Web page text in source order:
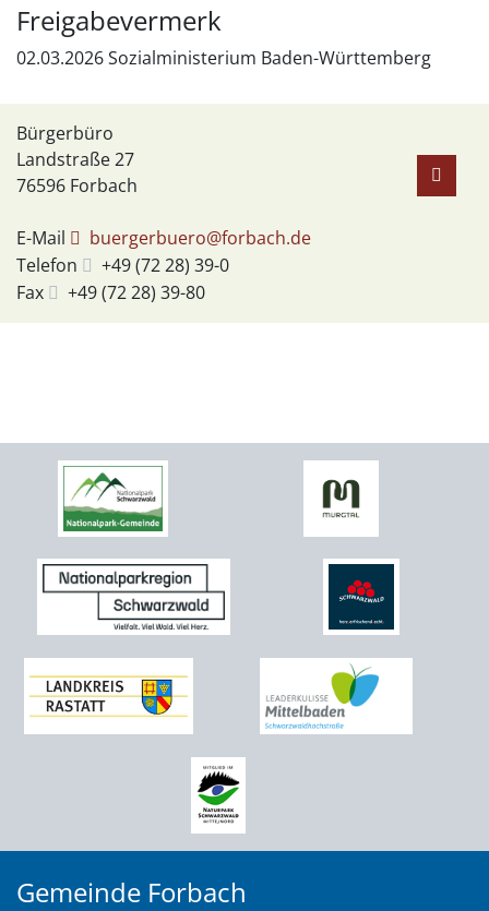
Freigabevermerk
02.03.2026Sozialministerium Baden-Württemberg
Bürgerbüro
Landstraße 27
76596 Forbach
E-Mail
buergerbuero@forbach.de
Telefon
+49 (7228) 39-0
Fax
+49 (7228) 39-80
Gemeinde Forbach